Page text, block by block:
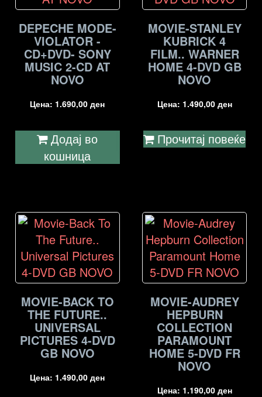
DEPECHE MODE-
VIOLATOR -
CD+DVD- SONY
MUSIC 2-CD AT
NOVO
Цена: 1.690,00ден
Додај во
кошница
MOVIE-STANLEY
KUBRICK 4
FILM.. WARNER
HOME 4-DVD GB
NOVO
Цена: 1.490,00 ден
Прочитај повеќе
MOVIE-BACK TO
THE FUTURE..
UNIVERSAL
PICTURES 4-DVD
GB NOVO
Цена: 1.490,00ден
MOVIE-AUDREY
HEPBURN
COLLECTION
PARAMOUNT
HOME 5-DVD FR
NOVO
Цена: 1.190,00 ден